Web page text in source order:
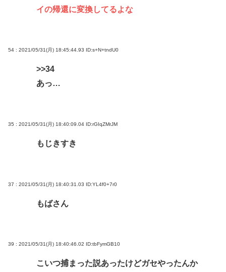
イの帰還に変換してるよな
54 : 2021/05/31(月) 18:45:44.93 ID:s+N+tndU0
>>34
あっ…
35 : 2021/05/31(月) 18:40:09.04 ID:rGIqZMrJM
もじきすき
37 : 2021/05/31(月) 18:40:31.03 ID:YL4f0+7r0
もばさん
39 : 2021/05/31(月) 18:40:46.02 ID:tbFymGB10
こいつ捕まった説あったけどガセやったんか